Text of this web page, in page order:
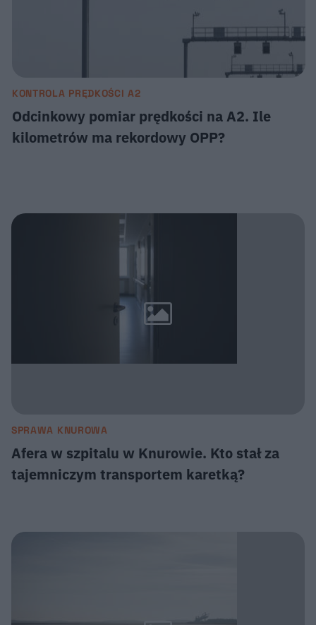
KONTROLA PRĘDKOŚCI A2
Odcinkowy pomiar prędkości na A2. Ile
kilometrów ma rekordowy OPP?
SPRAWA KNUROWA
Afera w szpitalu w Knurowie. Kto stał za
tajemniczym transportem karetką?